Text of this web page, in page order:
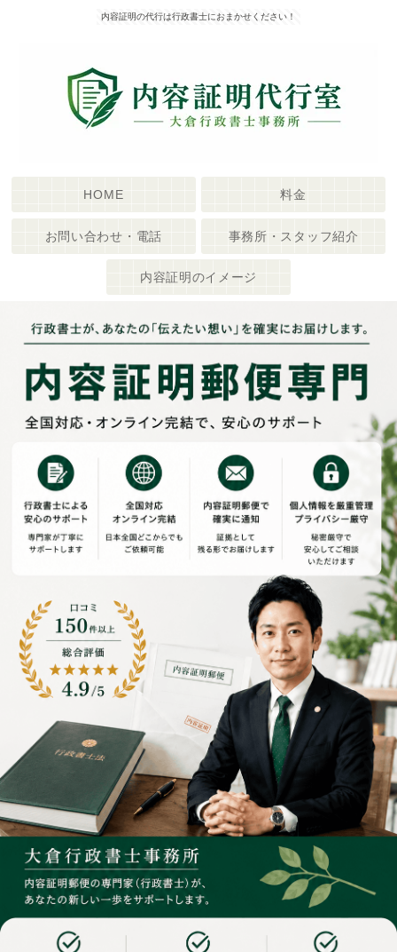
内容証明の代行は行政書士におまかせください！
HOME 料金
お問い合わせ・電話 事務所・スタッフ紹介
内容証明のイメージ